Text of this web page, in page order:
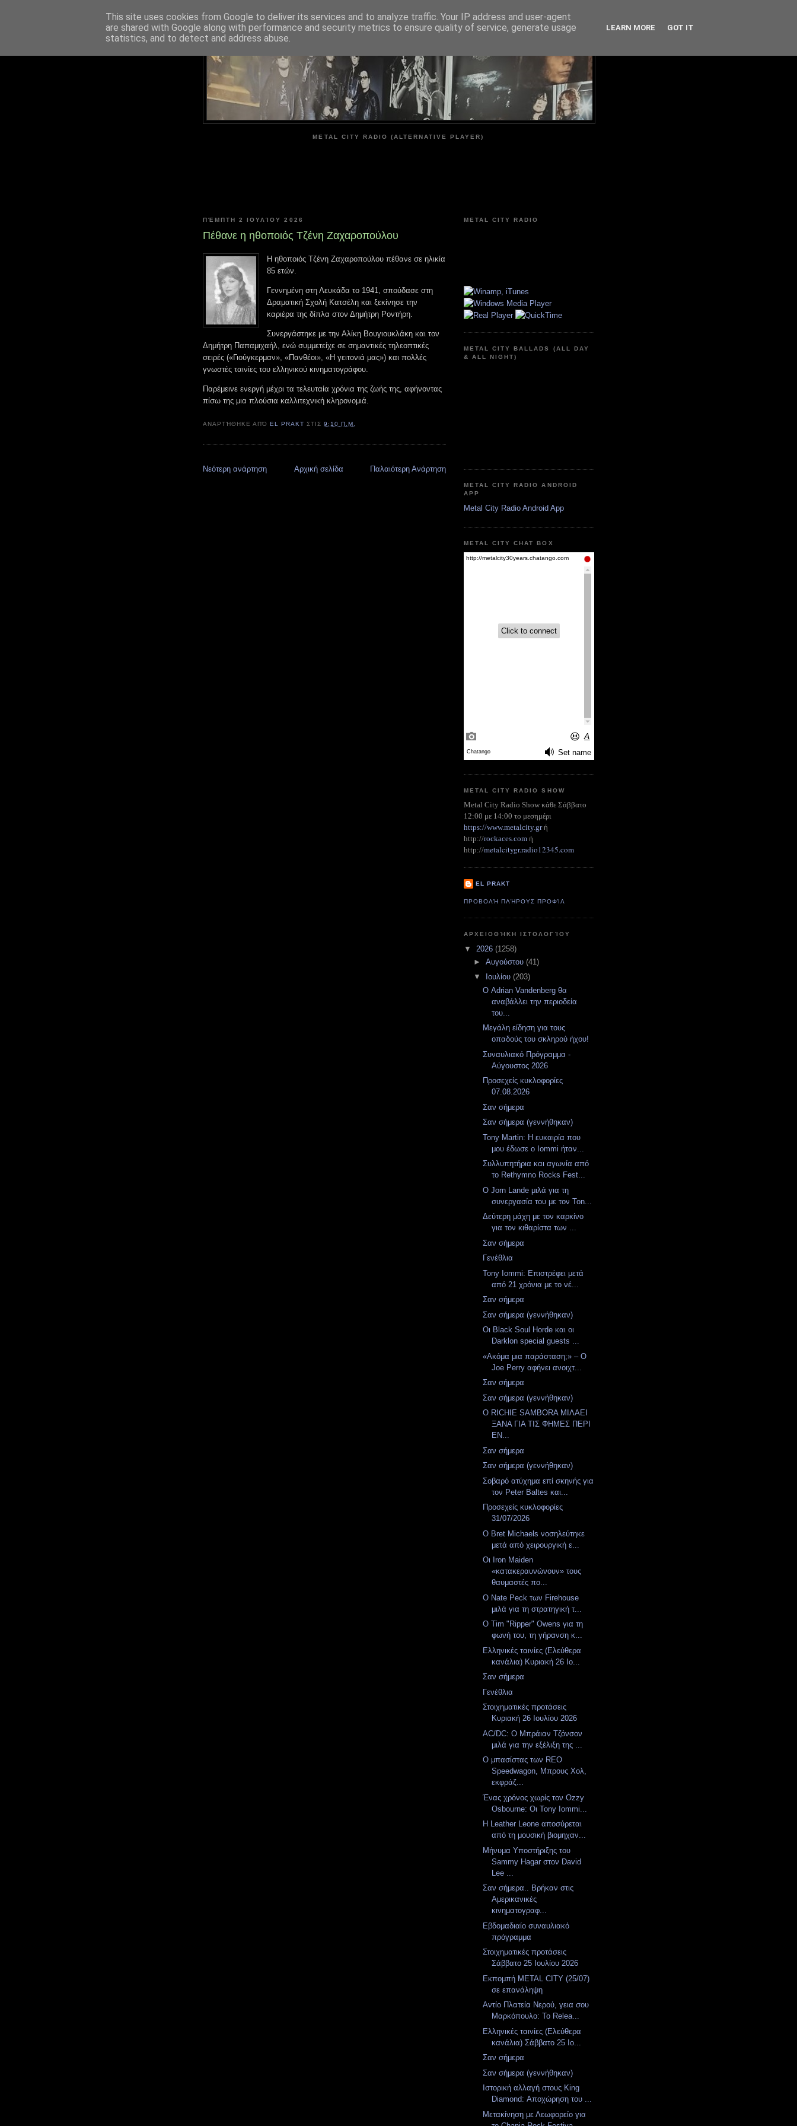
METAL CITY
METAL CITY RADIO (ALTERNATIVE PLAYER)
ΠΈΜΠΤΗ 2 ΙΟΥΛΊΟΥ 2026
Πέθανε η ηθοποιός Τζένη Ζαχαροπούλου
Η ηθοποιός Τζένη Ζαχαροπούλου πέθανε σε ηλικία
85 ετών.
Γεννημένη στη Λευκάδα το 1941, σπούδασε στη
Δραματική Σχολή Κατσέλη και ξεκίνησε την
καριέρα της δίπλα στον Δημήτρη Ροντήρη.
Συνεργάστηκε με την Αλίκη Βουγιουκλάκη και τον
Δημήτρη Παπαμιχαήλ, ενώ συμμετείχε σε σημαντικές τηλεοπτικές
σειρές («Γιούγκερμαν», «Πανθέοι», «Η γειτονιά μας») και πολλές
γνωστές ταινίες του ελληνικού κινηματογράφου.
Παρέμεινε ενεργή μέχρι τα τελευταία χρόνια της ζωής της, αφήνοντας
πίσω της μια πλούσια καλλιτεχνική κληρονομιά.
ΑΝΑΡΤΉΘΗΚΕ ΑΠΌEL PRAKT ΣΤΙΣ9:10 Π.Μ.
Νεότερη ανάρτηση Παλαιότερη Ανάρτηση
Αρχική σελίδα
METAL CITY RADIO
METAL CITY BALLADS (ALL DAY
& ALL NIGHT)
METAL CITY RADIO ANDROID
APP
Metal City Radio Android App
METAL CITY CHAT BOX
METAL CITY RADIO SHOW
Metal City Radio Show κάθε Σάββατο
12:00 με 14:00 το μεσημέρι
https://www.metalcity.grή
http://rockaces.com ή
http://metalcitygr.radio12345.com
EL PRAKT
ΠΡΟΒΟΛΉ ΠΛΉΡΟΥΣ ΠΡΟΦΊΛ
ΑΡΧΕΙΟΘΉΚΗ ΙΣΤΟΛΟΓΊΟΥ
▼ 2026 (1258)
► Αυγούστου (41)
▼
Ιουλίου (203)
Ο Adrian Vandenberg θα
αναβάλλει την περιοδεία
του...
Μεγάλη είδηση για τους
οπαδούς του σκληρού ήχου!
Συναυλιακό Πρόγραμμα -
Αύγουστος 2026
Προσεχείς κυκλοφορίες
07.08.2026
Σαν σήμερα
Σαν σήμερα (γεννήθηκαν)
Tony Martin: Η ευκαιρία που
μου έδωσε ο Iommi ήταν...
Συλλυπητήρια και αγωνία από
το Rethymno Rocks Fest...
Ο Jorn Lande μιλά για τη
συνεργασία του με τον Ton...
Δεύτερη μάχη με τον καρκίνο
για τον κιθαρίστα των ...
Σαν σήμερα
Γενέθλια
Tony Iommi: Επιστρέφει μετά
από 21 χρόνια με το νέ...
Σαν σήμερα
Σαν σήμερα (γεννήθηκαν)
Οι Black Soul Horde και οι
Darklon special guests ...
«Ακόμα μια παράσταση;» – Ο
Joe Perry αφήνει ανοιχτ...
Σαν σήμερα
Σαν σήμερα (γεννήθηκαν)
Ο RICHIE SAMBORA ΜΙΛΑΕΙ
ΞΑΝΑ ΓΙΑ ΤΙΣ ΦΗΜΕΣ ΠΕΡΙ
ΕΝ...
Σαν σήμερα
Σαν σήμερα (γεννήθηκαν)
Σοβαρό ατύχημα επί σκηνής για
τον Peter Baltes και...
Προσεχείς κυκλοφορίες
31/07/2026
Ο Bret Michaels νοσηλεύτηκε
μετά από χειρουργική ε...
Οι Iron Maiden
«κατακεραυνώνουν» τους
θαυμαστές πο...
Ο Nate Peck των Firehouse
μιλά για τη στρατηγική τ...
Ο Tim "Ripper" Owens για τη
φωνή του, τη γήρανση κ...
Ελληνικές ταινίες (Ελεύθερα
κανάλια) Κυριακή 26 Ιο...
Σαν σήμερα
Γενέθλια
Στοιχηματικές προτάσεις
Κυριακή 26 Ιουλίου 2026
AC/DC: Ο Μπράιαν Τζόνσον
μιλά για την εξέλιξη της ...
Ο μπασίστας των REO
Speedwagon, Μπρους Χολ,
εκφράζ...
Ένας χρόνος χωρίς τον Ozzy
Osbourne: Οι Tony Iommi...
Η Leather Leone αποσύρεται
από τη μουσική βιομηχαν...
Μήνυμα Υποστήριξης του
Sammy Hagar στον David
Lee ...
Σαν σήμερα.. Βρήκαν στις
Αμερικανικές
κινηματογραφ...
Εβδομαδιαίο συναυλιακό
πρόγραμμα
Στοιχηματικές προτάσεις
Σάββατο 25 Ιουλίου 2026
Εκπομπή METAL CITY (25/07)
σε επανάληψη
Αντίο Πλατεία Νερού, γεια σου
Μαρκόπουλο: Το Relea...
Ελληνικές ταινίες (Ελεύθερα
κανάλια) Σάββατο 25 Ιο...
Σαν σήμερα
Σαν σήμερα (γεννήθηκαν)
Ιστορική αλλαγή στους King
Diamond: Αποχώρηση του ...
Μετακίνηση με Λεωφορείο για
This site uses cookies from Google to deliver its services and to analyze traffic. Your IP address and user-agent
are shared with Google along with performance and security metrics to ensure quality of service, generate usage
statistics, and to detect and address abuse.
LEARN MORE GOT IT